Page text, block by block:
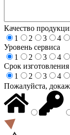
Качество
1
2 3 4
Уровень сервиса
1
2 3 4
Срок изготовления
1
2 3 4
Пожалуйста,